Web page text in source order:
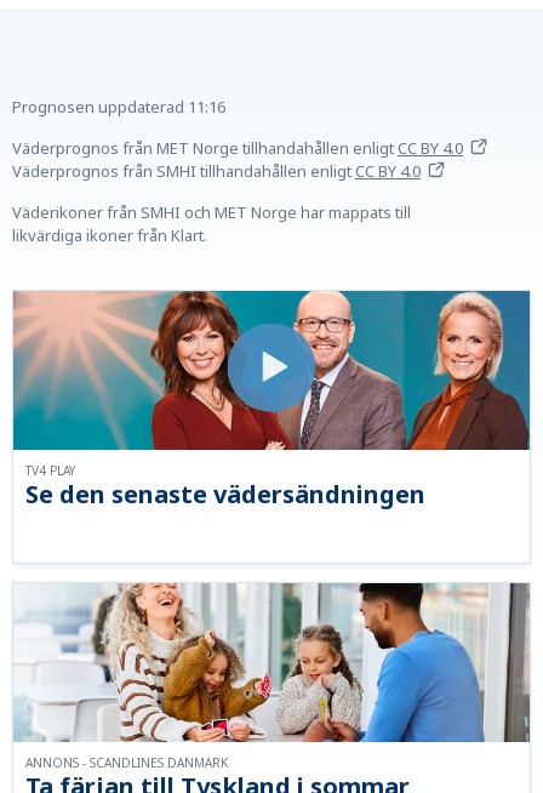
Prognosen uppdaterad 11:16
Väderprognos från MET Norge tillhandahållen enligtCC BY 4.0
Väderprognos från SMHI tillhandahållen enligtCC BY 4.0
Väderikoner från SMHI och MET Norge har mappats till
likvärdiga ikoner från Klart.
Se den senaste vädersändningen
TV4 PLAY
ANNONS - SCANDLINES DANMARK